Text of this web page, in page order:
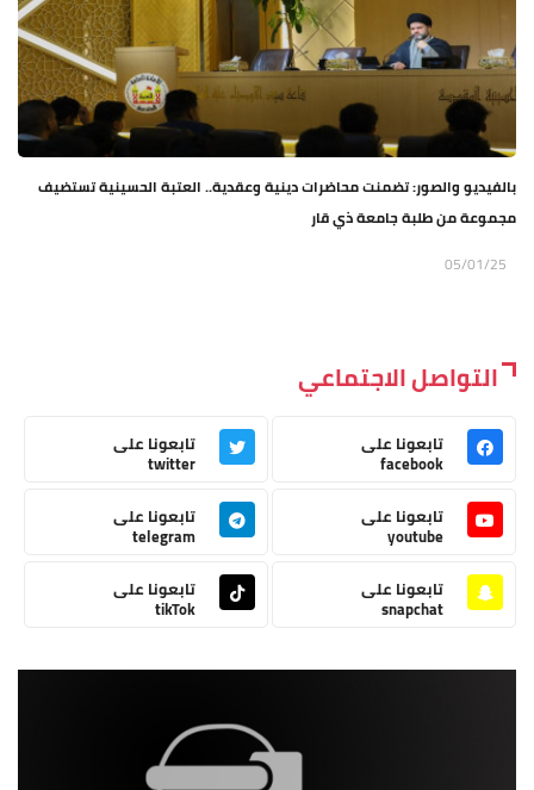
بالفيديو والصور: تضمنت محاضرات دينية وعقدية.. العتبة الحسينية تستضيف
مجموعة من طلبة جامعة ذي قار
05/01/25
التواصل الاجتماعي
تابعونا على
facebook
تابعونا على
twitter
تابعونا على
youtube
تابعونا على
telegram
تابعونا على
snapchat
تابعونا على
tikTok